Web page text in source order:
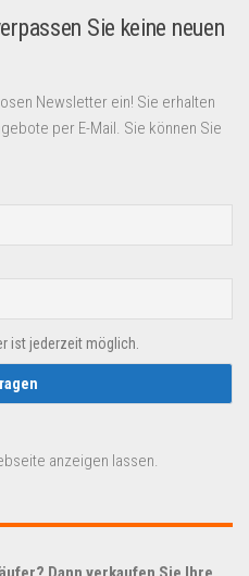
Sie keine neuen
Newsletter ein! Sie erhalten
per E-Mail. Sie können Sie
ist jederzeit möglich.
anzeigen lassen.